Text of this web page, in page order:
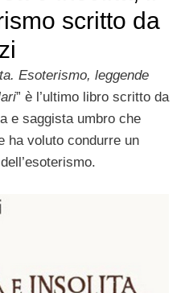
scritto da
Esoterismo, leggende
” è l’ultimo libro scritto da
e saggista umbro che
ha voluto condurre un